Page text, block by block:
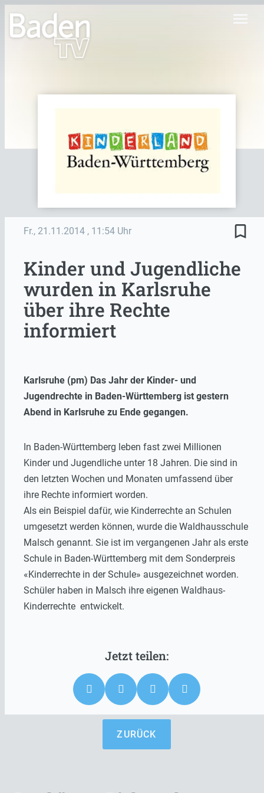
menu
Fr., 21.11.2014 , 11:54 Uhr bookmark_border
Kinder und Jugendliche
wurden in Karlsruhe
über ihre Rechte
informiert
Karlsruhe (pm) Das Jahr der Kinder- und
Jugendrechte in Baden-Württemberg ist gestern
Abend in Karlsruhe zu Ende gegangen.
In Baden-Württemberg leben fast zwei Millionen
Kinder und Jugendliche unter 18 Jahren. Die sind in
den letzten Wochen und Monaten umfassend über
ihre Rechte informiert worden.
Als ein Beispiel dafür, wie Kinderrechte an Schulen
umgesetzt werden können, wurde die Waldhausschule
Malsch genannt. Sie ist im vergangenen Jahr als erste
Schule in Baden-Württemberg mit dem Sonderpreis
«Kinderrechte in der Schule» ausgezeichnet worden.
Schüler haben in Malsch ihre eigenen Waldhaus-
Kinderrechte entwickelt.
ZURÜCK